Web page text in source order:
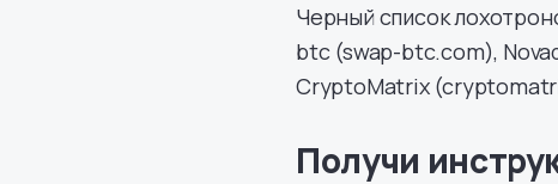
Черный список
btc (swap-btc.com),
CryptoMatrix
Получи